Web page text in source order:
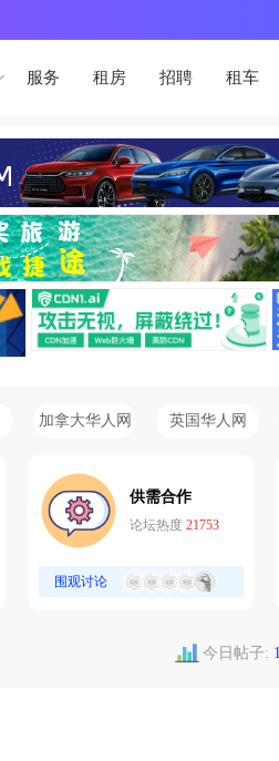
服务 租房 招聘 租车
加拿大华人网 英国华人网
供需合作
论坛热度 21753
围观讨论
今日帖子: